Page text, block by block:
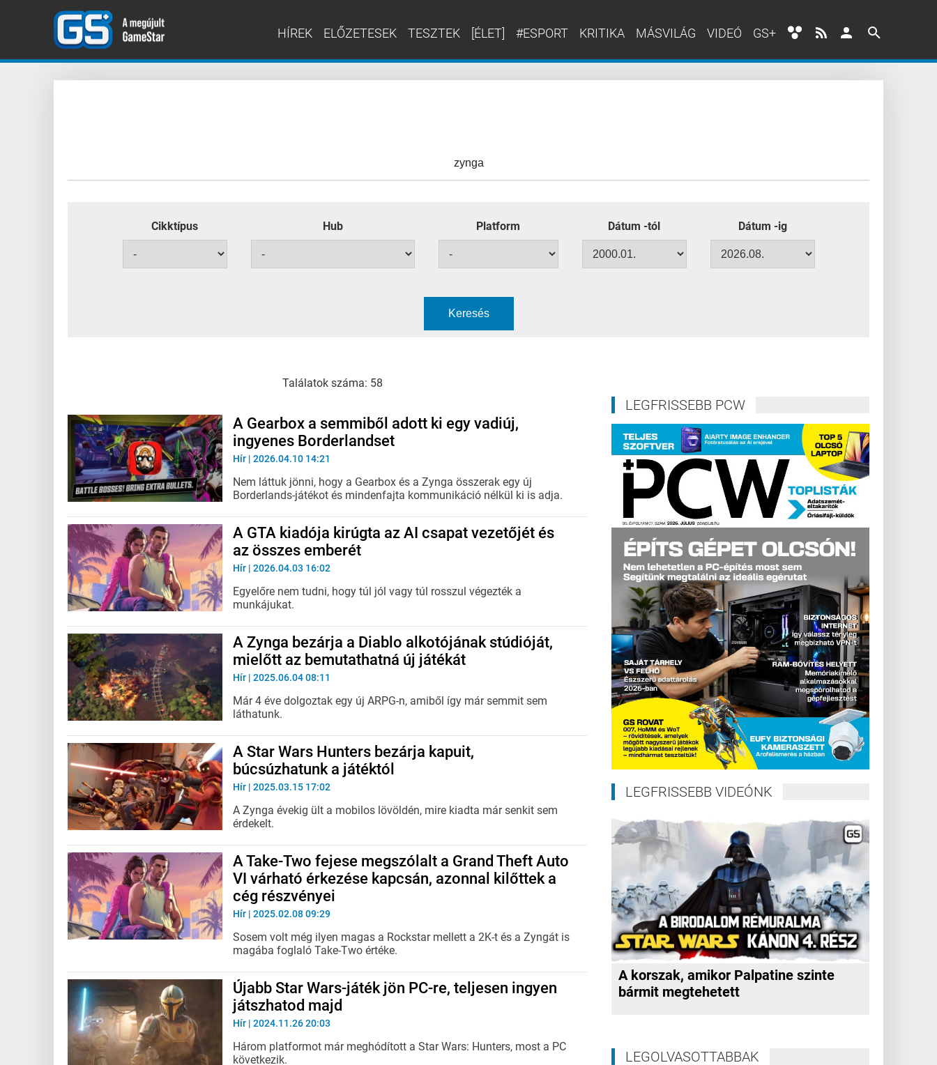
HÍREK ELŐZETESEK TESZTEK [ÉLET] #ESPORT KRITIKA MÁSVILÁG VIDEÓ GS+
Cikktípus Hub Platform Dátum -tól Dátum -ig
Keresés
Találatok száma: 58
A Gearbox a semmiből adott ki egy vadiúj,
ingyenes Borderlandset
Hír | 2026.04.10 14:21
Nem láttuk jönni, hogy a Gearbox és a Zynga összerak egy új
Borderlands-játékot és mindenfajta kommunikáció nélkül ki is adja.
A GTA kiadója kirúgta az AI csapat vezetőjét és
az összes emberét
Hír | 2026.04.03 16:02
Egyelőre nem tudni, hogy túl jól vagy túl rosszul végezték a
munkájukat.
A Zynga bezárja a Diablo alkotójának stúdióját,
mielőtt az bemutathatná új játékát
Hír | 2025.06.04 08:11
Már 4 éve dolgoztak egy új ARPG-n, amiből így már semmit sem
láthatunk.
A Star Wars Hunters bezárja kapuit,
búcsúzhatunk a játéktól
Hír | 2025.03.15 17:02
A Zynga évekig ült a mobilos lövöldén, mire kiadta már senkit sem
érdekelt.
A Take-Two fejese megszólalt a Grand Theft Auto
VI várható érkezése kapcsán, azonnal kilőttek a
cég részvényei
Hír | 2025.02.08 09:29
Sosem volt még ilyen magas a Rockstar mellett a 2K-t és a Zyngát is
magába foglaló Take-Two értéke.
Újabb Star Wars-játék jön PC-re, teljesen ingyen
játszhatod majd
Hír | 2024.11.26 20:03
Három platformot már meghódított a Star Wars: Hunters, most a PC
következik.
LEGFRISSEBB PCW
LEGFRISSEBB VIDEÓNK
A korszak, amikor Palpatine szinte
bármit megtehetett
LEGOLVASOTTABBAK